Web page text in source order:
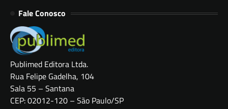
Fale Conosco
Publimed Editora Ltda.
Rua Felipe Gadelha, 104
Sala 55 – Santana
CEP: 02012-120 – São Paulo/SP